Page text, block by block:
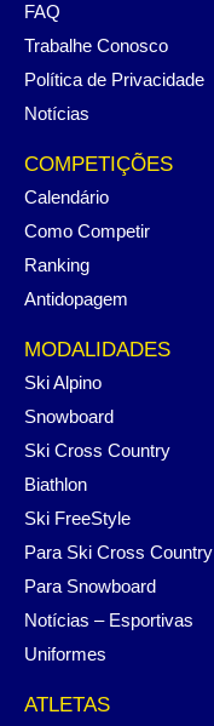
FAQ
Trabalhe Conosco
Política de Privacidade
Notícias
COMPETIÇÕES
Calendário
Como Competir
Ranking
Antidopagem
MODALIDADES
Ski Alpino
Snowboard
Ski Cross Country
Biathlon
Ski FreeStyle
Para Ski Cross Country
Para Snowboard
Notícias – Esportivas
Uniformes
ATLETAS